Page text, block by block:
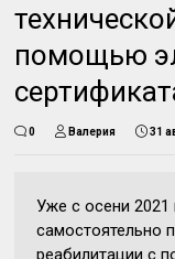
помощью
0 Валерия 31
Уже с осени 2021
самостоятельно
реабилитации с